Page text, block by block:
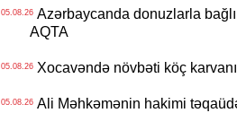
05.08.26Azərbaycanda donuzlarla
AQTA
05.08.26Xocavəndə növbəti köç
05.08.26Ali Məhkəmənin hakimi